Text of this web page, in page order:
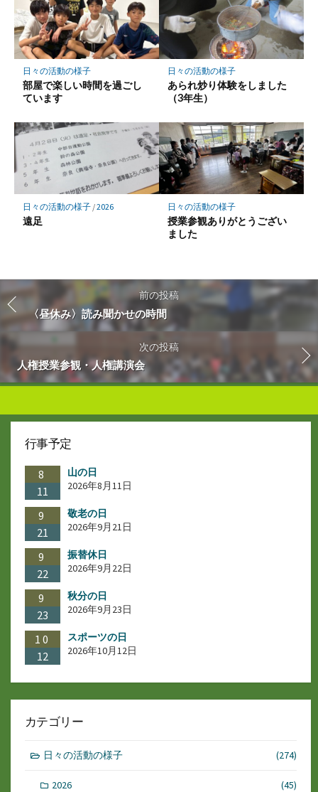
日々の活動の様子
部屋で楽しい時間を過ごし
ています
日々の活動の様子
あられ炒り体験をしました
（3年生）
日々の活動の様子/2026
遠足
日々の活動の様子
授業参観ありがとうござい
ました
前の投稿
〈昼休み〉読み聞かせの時間
次の投稿
人権授業参観・人権講演会
行事予定
8
11
山の日
2026年8月11日
9
21
敬老の日
2026年9月21日
9
22
振替休日
2026年9月22日
9
23
秋分の日
2026年9月23日
10
12
スポーツの日
2026年10月12日
カテゴリー
日々の活動の様子 (274)
2026 (45)